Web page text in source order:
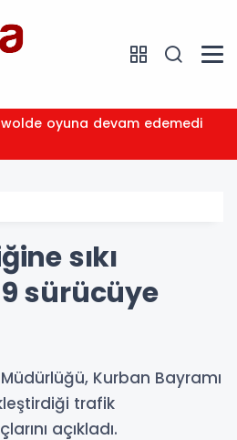
oyuna devam edemedi
sıkı
sürücüye
Kurban Bayramı
trafik
açıkladı.